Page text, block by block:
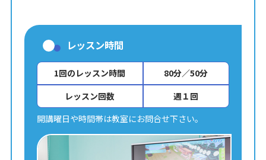
レッスン時間
1回のレッスン時間
80分／50分
レッスン回数
週１回
開講曜日や時間帯は教室にお問合せ下さい。